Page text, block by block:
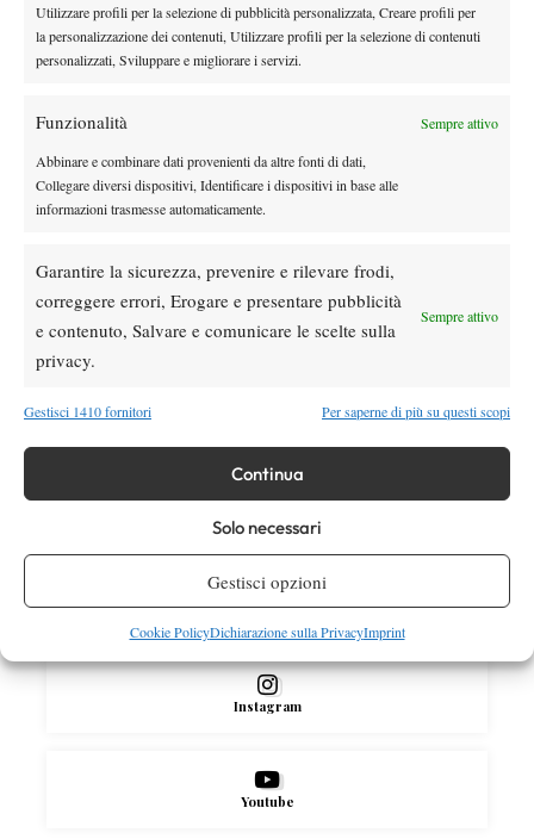
Utilizzare profili per la selezione di pubblicità personalizzata, Creare profili per
la personalizzazione dei contenuti, Utilizzare profili per la selezione di contenuti
personalizzati, Sviluppare e migliorare i servizi.
Funzionalità Sempre attivo
Abbinare e combinare dati provenienti da altre fonti di dati,
Collegare diversi dispositivi, Identificare i dispositivi in base alle
informazioni trasmesse automaticamente.
Garantire la sicurezza, prevenire e rilevare frodi,
correggere errori, Erogare e presentare pubblicità
e contenuto, Salvare e comunicare le scelte sulla
privacy.
Sempre attivo
Gestisci 1410 fornitori Per saperne di più su questi scopi
Continua
Solo necessari
Gestisci opzioni
Cookie PolicyDichiarazione sulla PrivacyImprint
Tennis in TV
Masters 1000 Cincinnati 2026: a che ora e
News
Rusedski sul futuro di Alcaraz: “Non
SOCIAL
X
Instagram
Youtube